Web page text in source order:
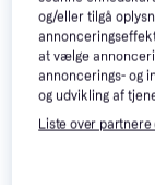
Superdry
Tætsiddende
Shorts Med
Talje
og/eller tilgå
at vælge
annoncerings- og
og udvikling af
Liste over